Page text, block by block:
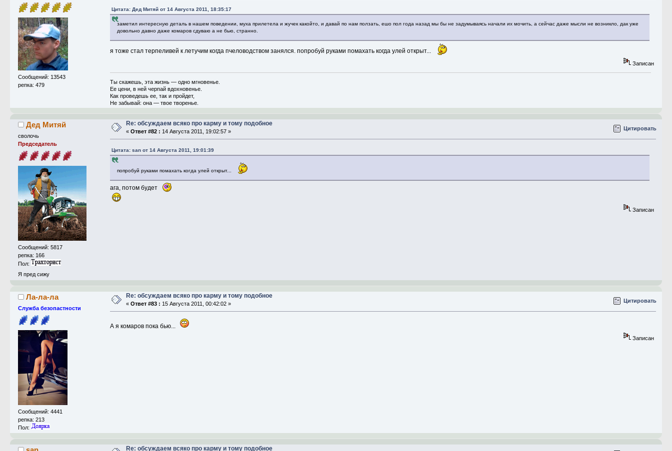
Сообщений: 13543
репка: 479
Цитата: Дед Митяй от 14 Августа 2011, 18:35:17
заметил интересную деталь в нашем поведении, муха прилетела и жучек какойто, и давай по нам ползать, ешо пол года назад мы бы не задумываясь начали их мочить, а сейчас даже мысли не возникло, дак уже
довольно давно даже комаров сдуваю а не бью, странно.
я тоже стал терпеливей к летучим когда пчеловодством занялся. попробуй руками помахать когда улей открыт...
Записан
Ты скажешь, эта жизнь — одно мгновенье.
Ее цени, в ней черпай вдохновенье.
Как проведешь ее, так и пройдет,
Не забывай: она — твое творенье.
Дед Митяй
сволочь
Председатель
Сообщений: 5817
репка: 166
Пол:
Я пред сижу
Re: обсуждаем всяко про карму и тому подобное
« Ответ #82 : 14 Августа 2011, 19:02:57 » Цитировать
Цитата: san от 14 Августа 2011, 19:01:39
попробуй руками помахать когда улей открыт...
ага, потом будет
Записан
Ла-ла-ла
Служба безопастности
Сообщений: 4441
репка: 213
Пол:
Re: обсуждаем всяко про карму и тому подобное
« Ответ #83 : 15 Августа 2011, 00:42:02 » Цитировать
А я комаров пока бью...
Записан
Re: обсуждаем всяко про карму и тому подобное